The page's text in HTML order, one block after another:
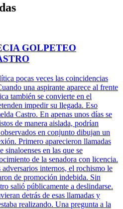
GOLPETEO
pocas veces las coincidencias
una aspirante aparece al frente
también se convierte en el
impedir su llegada. Eso
Castro. En apenas unos días se
de manera aislada, podrían
en conjunto dibujan un
Primero aparecieron llamadas
sinaloenses en las que se
de la senadora con licencia.
internos, el rochismo le
de promoción indebida. Sin
salió públicamente a deslindarse.
detrás de esas llamadas y
realizando. Una pregunta a la